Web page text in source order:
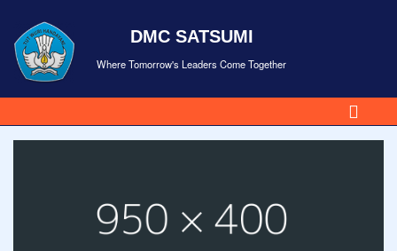
DMC SATSUMI
Where Tomorrow's Leaders Come Together